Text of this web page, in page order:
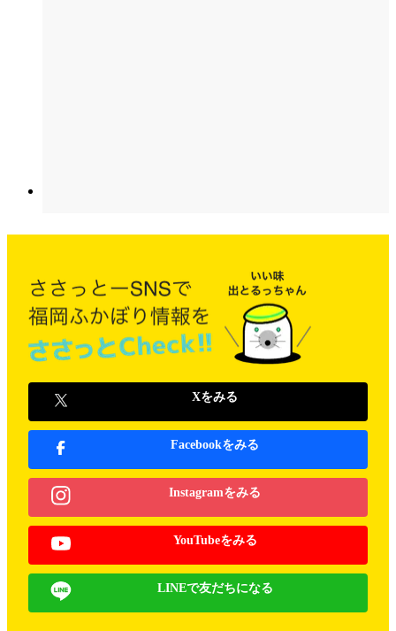
Xをみる
Facebookをみる
Instagramをみる
YouTubeをみる
LINEで友だちになる